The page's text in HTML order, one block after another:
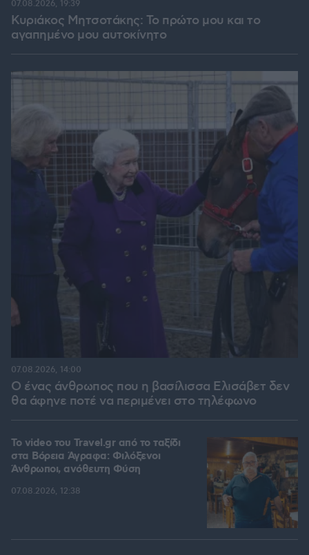
Κυριάκος Μητσοτάκης: Το πρώτο μου και το
αγαπημένο μου αυτοκίνητο
07.08.2026, 19:39
Ο ένας άνθρωπος που η βασίλισσα Ελισάβετ δεν
θα άφηνε ποτέ να περιμένει στο τηλέφωνο
07.08.2026, 14:00
To video του Travel.gr από το ταξίδι
στα Βόρεια Άγραφα: Φιλόξενοι
Άνθρωποι, ανόθευτη Φύση
07.08.2026, 12:38